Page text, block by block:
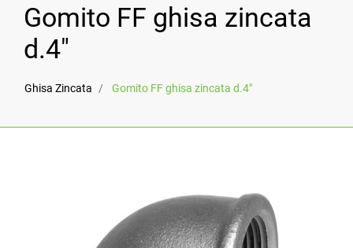
Gomito FF ghisa zincata
d.4"
Ghisa Zincata Gomito FF ghisa zincata d.4"